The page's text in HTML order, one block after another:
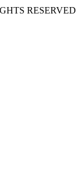
RESERVED